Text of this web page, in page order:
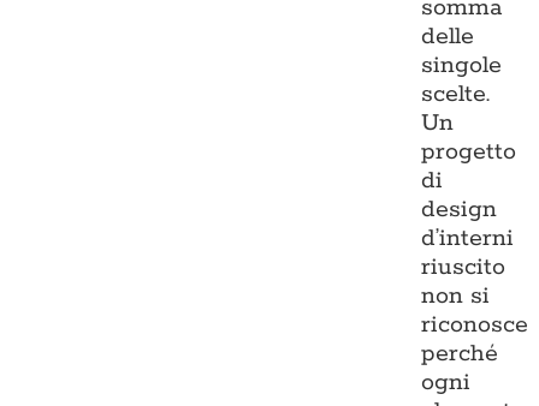
somma
delle
singole
scelte.
Un
progetto
di
design
d’interni
riuscito
non si
riconosce
perché
ogni